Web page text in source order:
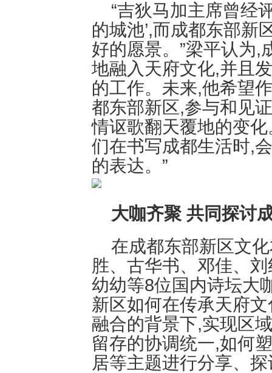
“吉狄马加主席曾经
的城池’,而成都东部新
好的愿景。”梁平认为,
地融入天府文化,并且
的工作。未来,他希望
都东部新区,参与和见
情讴歌翻天覆地的变
们在书写成都生活时,
的表达。”
大咖齐聚 共同探讨
在成都东部新区文
胜、古华书、邓佳、
幼幼等8位国内诗坛大
新区如何在传承天府
融合的背景下,实现区
留存的协调统一,如何
居等主题进行分享、